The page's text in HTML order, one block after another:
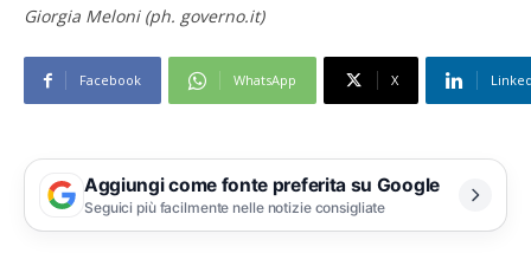
Giorgia Meloni (ph. governo.it)
Facebook WhatsApp X
Aggiungi come fonte preferita su Google
Seguici più facilmente nelle notizie consigliate